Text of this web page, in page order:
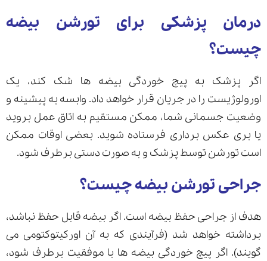
درمان پزشکی برای تورشن بیضه
چیست؟
اگر پزشک به پیچ خوردگی بیضه ها شک کند، یک
اورولوژیست را در جریان قرار خواهد داد. وابسه به پیشینه و
وضعیت جسمانی شما، ممکن مستقیم به اتاق عمل بروید
یا بری عکس برداری فرستاده شوید. بعضی اوقات ممکن
است تورشن توسط پزشک و به صورت دستی برطرف شود.
جراحی تورشن بیضه چیست؟
هدف از جراحی حفظ بیضه است. اگر بیضه قابل حفظ نباشد،
برداشته خواهد شد (فرآیندی که به آن اورکیتوکتومی می
گویند). اگر پیچ خوردگی بیضه ها با موفقیت برطرف شود،